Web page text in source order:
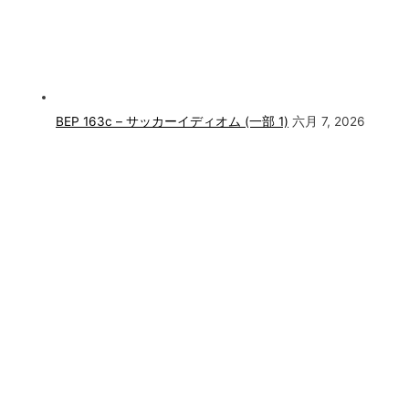
BEP 163c – サッカーイディオム (一部 1) 六月 7, 2026